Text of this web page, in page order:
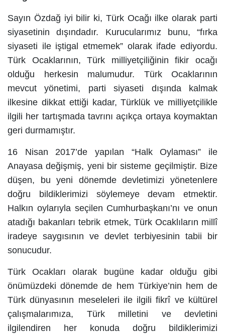
Sayın Özdağ iyi bilir ki, Türk Ocağı ilke olarak parti
siyasetinin dışındadır. Kurucularımız bunu, “fırka
siyaseti ile iştigal etmemek” olarak ifade ediyordu.
Türk Ocaklarının, Türk milliyetçiliğinin fikir ocağı
olduğu herkesin malumudur. Türk Ocaklarının
mevcut yönetimi, parti siyaseti dışında kalmak
ilkesine dikkat ettiği kadar, Türklük ve milliyetçilikle
ilgili her tartışmada tavrını açıkça ortaya koymaktan
geri durmamıştır.
16 Nisan 2017’de yapılan “Halk Oylaması” ile
Anayasa değişmiş, yeni bir sisteme geçilmiştir. Bize
düşen, bu yeni dönemde devletimizi yönetenlere
doğru bildiklerimizi söylemeye devam etmektir.
Halkın oylarıyla seçilen Cumhurbaşkanı’nı ve onun
atadığı bakanları tebrik etmek, Türk Ocaklıların millî
iradeye saygısının ve devlet terbiyesinin tabii bir
sonucudur.
Türk Ocakları olarak bugüne kadar olduğu gibi
önümüzdeki dönemde de hem Türkiye’nin hem de
Türk dünyasının meseleleri ile ilgili fikrî ve kültürel
çalışmalarımıza, Türk milletini ve devletini
ilgilendiren her konuda doğru bildiklerimizi